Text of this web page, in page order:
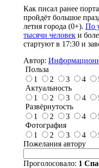
Как писал ранее
пройдёт большое
летия города (0+). По
тысячи человек и
стартуют в 17:30 и
Автор:
Польза
1
2 3 4
Актуальность
1
2 3 4
Развёрнутость
1
2 3 4
Фотография
1
2 3 4
Пожелания автору
Проголосовало: 1